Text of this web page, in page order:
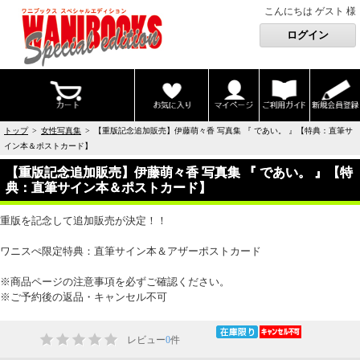
こんにちは ゲスト 様
トップ> 女性写真集 > 【重版記念追加販売】伊藤萌々香 写真集 『 であい。 』【特典：直筆サ
イン本＆ポストカード】
【重版記念追加販売】伊藤萌々香 写真集 『 であい。 』【特
典：直筆サイン本＆ポストカード】
重版を記念して追加販売が決定！！
ワニスぺ限定特典：直筆サイン本＆アザーポストカード
※商品ページの注意事項を必ずご確認ください。
※ご予約後の返品・キャンセル不可
レビュー0件